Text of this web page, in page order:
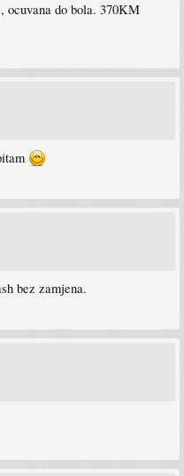
ocuvana do bola. 370KM
bez zamjena.